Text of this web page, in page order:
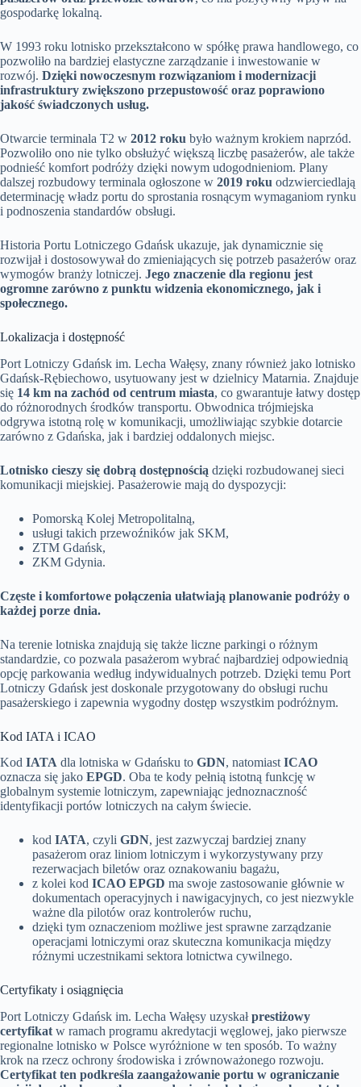
gospodarkę lokalną.
W 1993 roku lotnisko przekształcono w spółkę prawa handlowego, co
pozwoliło na bardziej elastyczne zarządzanie i inwestowanie w
rozwój. Dzięki nowoczesnym rozwiązaniom i modernizacji
infrastruktury zwiększono przepustowość oraz poprawiono
jakość świadczonych usług.
Otwarcie terminala T2 w 2012 roku było ważnym krokiem naprzód.
Pozwoliło ono nie tylko obsłużyć większą liczbę pasażerów, ale także
podnieść komfort podróży dzięki nowym udogodnieniom. Plany
dalszej rozbudowy terminala ogłoszone w 2019 roku odzwierciedlają
determinację władz portu do sprostania rosnącym wymaganiom rynku
i podnoszenia standardów obsługi.
Historia Portu Lotniczego Gdańsk ukazuje, jak dynamicznie się
rozwijał i dostosowywał do zmieniających się potrzeb pasażerów oraz
wymogów branży lotniczej. Jego znaczenie dla regionu jest
ogromne zarówno z punktu widzenia ekonomicznego, jak i
społecznego.
Lokalizacja i dostępność
Port Lotniczy Gdańsk im. Lecha Wałęsy, znany również jako lotnisko
Gdańsk-Rębiechowo, usytuowany jest w dzielnicy Matarnia. Znajduje
się 14 km na zachód od centrum miasta, co gwarantuje łatwy dostęp
do różnorodnych środków transportu. Obwodnica trójmiejska
odgrywa istotną rolę w komunikacji, umożliwiając szybkie dotarcie
zarówno z Gdańska, jak i bardziej oddalonych miejsc.
Lotnisko cieszy się dobrą dostępnością dzięki rozbudowanej sieci
komunikacji miejskiej. Pasażerowie mają do dyspozycji:
Pomorską Kolej Metropolitalną,
usługi takich przewoźników jak SKM,
ZTM Gdańsk,
ZKM Gdynia.
Częste i komfortowe połączenia ułatwiają planowanie podróży o
każdej porze dnia.
Na terenie lotniska znajdują się także liczne parkingi o różnym
standardzie, co pozwala pasażerom wybrać najbardziej odpowiednią
opcję parkowania według indywidualnych potrzeb. Dzięki temu Port
Lotniczy Gdańsk jest doskonale przygotowany do obsługi ruchu
pasażerskiego i zapewnia wygodny dostęp wszystkim podróżnym.
Kod IATA i ICAO
Kod IATA dla lotniska w Gdańsku to GDN, natomiastICAO
oznacza się jako EPGD. Oba te kody pełnią istotną funkcję w
globalnym systemie lotniczym, zapewniając jednoznaczność
identyfikacji portów lotniczych na całym świecie.
kod IATA, czyli GDN, jest zazwyczaj bardziej znany
pasażerom oraz liniom lotniczym i wykorzystywany przy
rezerwacjach biletów oraz oznakowaniu bagażu,
z kolei kod ICAO EPGD ma swoje zastosowanie głównie w
dokumentach operacyjnych i nawigacyjnych, co jest niezwykle
ważne dla pilotów oraz kontrolerów ruchu,
dzięki tym oznaczeniom możliwe jest sprawne zarządzanie
operacjami lotniczymi oraz skuteczna komunikacja między
różnymi uczestnikami sektora lotnictwa cywilnego.
Certyfikaty i osiągnięcia
Port Lotniczy Gdańsk im. Lecha Wałęsy uzyskałprestiżowy
certyfikat w ramach programu akredytacji węglowej, jako pierwsze
regionalne lotnisko w Polsce wyróżnione w ten sposób. To ważny
krok na rzecz ochrony środowiska i zrównoważonego rozwoju.
Certyfikat ten podkreśla zaangażowanie portu w ograniczanie